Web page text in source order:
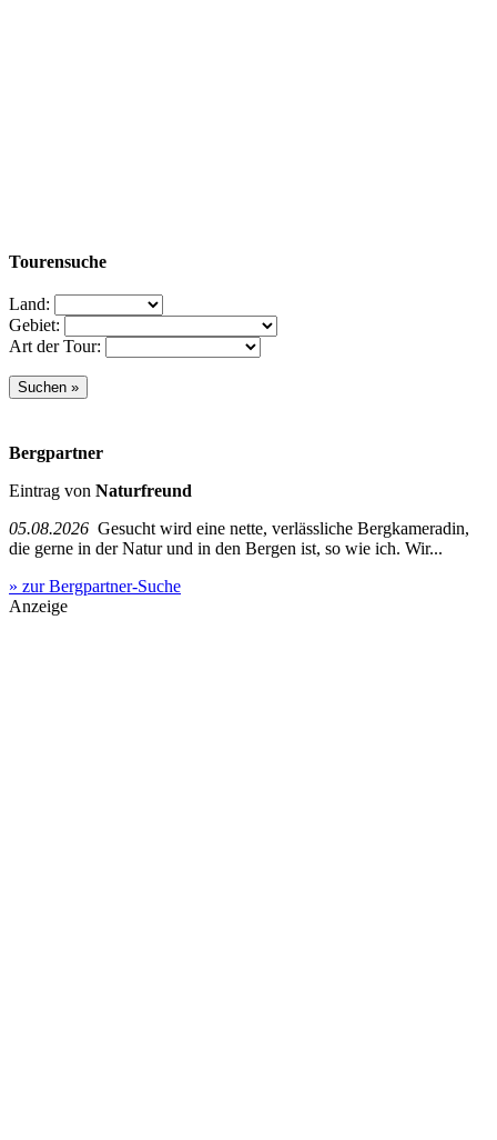
Tourensuche
Land:
Gebiet:
Art der Tour:
Bergpartner
Eintrag von Naturfreund
05.08.2026 Gesucht wird eine nette, verlässliche Bergkameradin,
die gerne in der Natur und in den Bergen ist, so wie ich. Wir...
» zur Bergpartner-Suche
Anzeige